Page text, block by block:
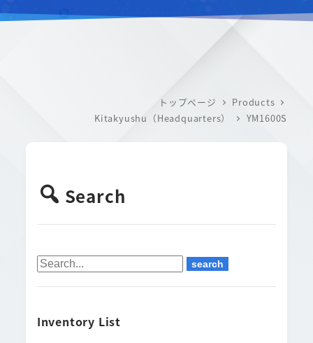
トップページ
Products
Kitakyushu（Headquarters）
YM1600S
Search
Inventory List